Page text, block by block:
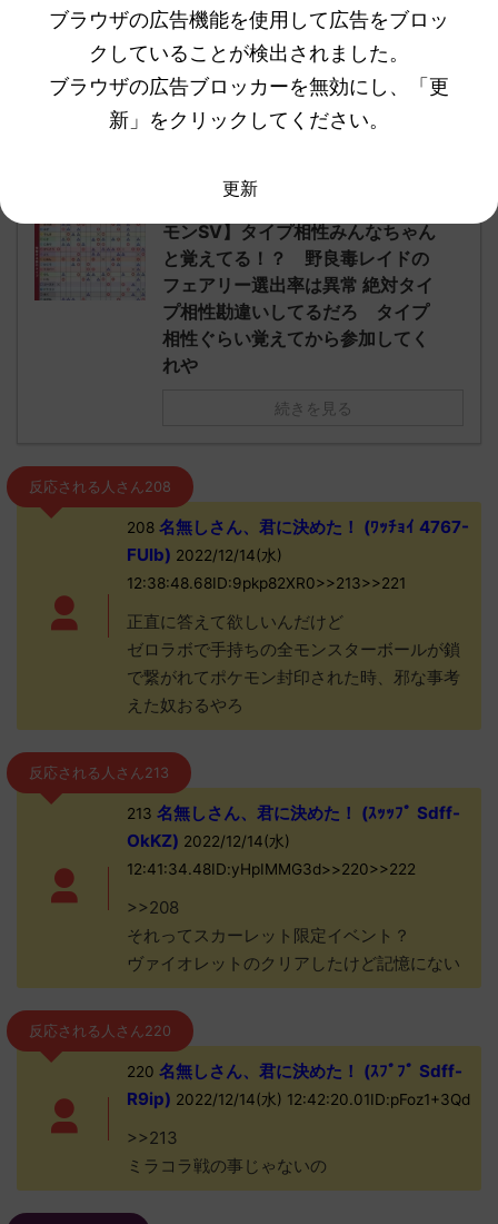
レ："https://medaka.5ch.net/test/read.cgi/poke/1
670979971/"
モンSV】タイプ相性みんなちゃん
と覚えてる！？ 野良毒レイドの
フェアリー選出率は異常 絶対タイ
プ相性勘違いしてるだろ タイプ
相性ぐらい覚えてから参加してく
れや
続きを見る
反応される人さん208
208名無しさん、君に決めた！ (ﾜｯﾁｮｲ 4767-
FUlb) 2022/12/14(水)
12:38:48.68ID:9pkp82XR0>>213>>221
正直に答えて欲しいんだけど
ゼロラボで手持ちの全モンスターボールが鎖
で繋がれてポケモン封印された時、邪な事考
えた奴おるやろ
反応される人さん213
213 名無しさん、君に決めた！ (ｽｯｯﾌﾟ Sdff-
OkKZ) 2022/12/14(水)
12:41:34.48ID:yHpIMMG3d>>220>>222
>>208
それってスカーレット限定イベント？
ヴァイオレットのクリアしたけど記憶にない
反応される人さん220
220 名無しさん、君に決めた！ (ｽﾌﾟﾌﾟ Sdff-
R9ip) 2022/12/14(水) 12:42:20.01ID:pFoz1+3Qd
>>213
ミラコラ戦の事じゃないの
ブラウザの広告機能を使用して広告をブロッ
クしていることが検出されました。
ブラウザの広告ブロッカーを無効にし、「更
新」をクリックしてください。
更新